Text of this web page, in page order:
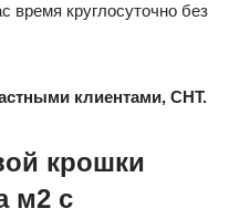
время круглосуточно без
клиентами, СНТ.
крошки
м2 с